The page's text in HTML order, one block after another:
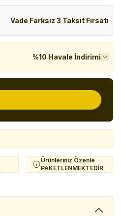
Vade Farksız 3 Taksit Fırsatı
%10 Havale İndirimi
Ürünleriniz Özenle
PAKETLENMEKTEDİR